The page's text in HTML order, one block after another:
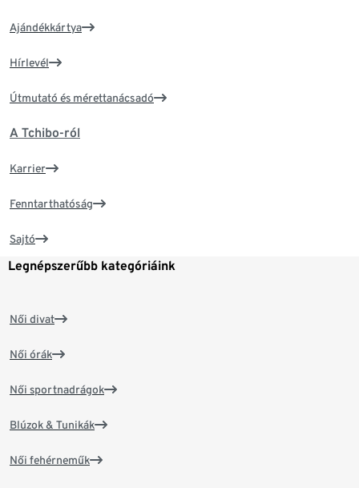
Ajándékkártya
Hírlevél
Útmutató és mérettanácsadó
A Tchibo-ról
Karrier
Fenntarthatóság
Sajtó
Legnépszerűbb kategóriáink
Női divat
Női órák
Női sportnadrágok
Blúzok & Tunikák
Női fehérneműk